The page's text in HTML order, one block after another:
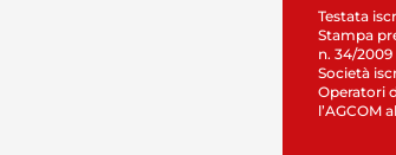
Testata
Stampa
n. 34/2009
Società
Operatori
l’AGCOM